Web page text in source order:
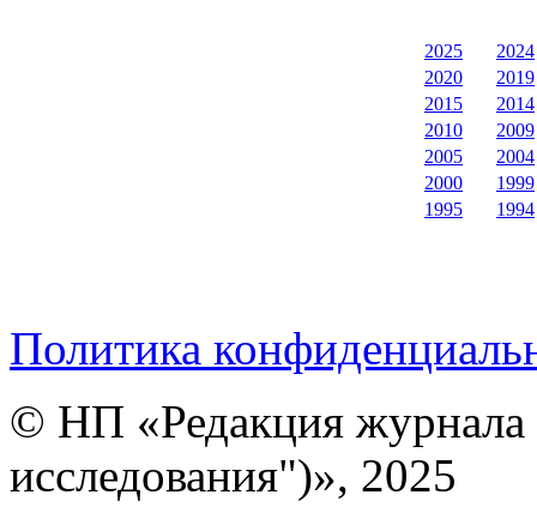
2025
2024
2020
2019
2015
2014
2010
2009
2005
2004
2000
1999
1995
1994
Политика
© НП «Редакция
исследования")», 2025